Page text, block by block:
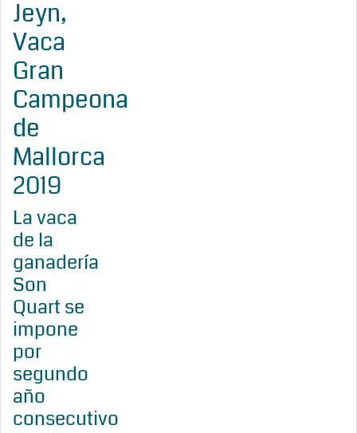
Jeyn,
Vaca
Gran
Campeona
de
Mallorca
2019
La vaca
de la
ganadería
Son
Quart se
impone
por
segundo
año
consecutivo